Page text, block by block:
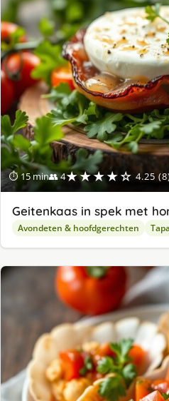
⏱ 15 min👥 4★★★★☆ 4.25
Geitenkaas in spek met
Avondeten & hoofdgerechten